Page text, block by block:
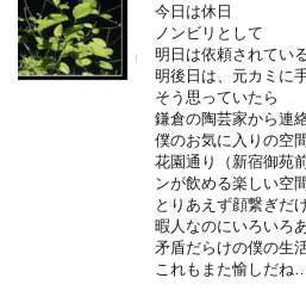
今日は休日
ノンビリとして
明日は依頼されてい
明後日は、元カミに
そう思っていたら
鎌倉の陶芸家から連
僕のお気に入りの空
花園通り（新宿御苑
ンが飲める楽しい空
とりあえず顔繋ぎだ
暇人なのにいろいろ
矛盾だらけの僕の生
これもまた愉しだね…